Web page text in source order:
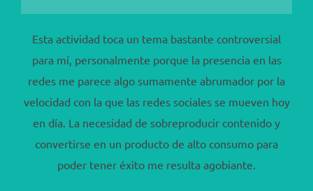
Esta actividad toca un tema bastante controversial
para mí, personalmente porque la presencia en las
redes me parece algo sumamente abrumador por la
velocidad con la que las redes sociales se mueven hoy
en día. La necesidad de sobreproducir contenido y
convertirse en un producto de alto consumo para
poder tener éxito me resulta agobiante.